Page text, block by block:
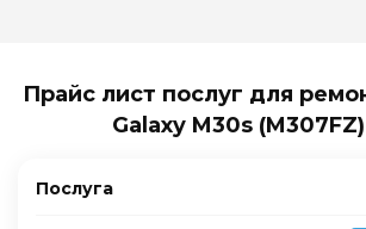
Прайс лист послуг для
Galaxy M30s
Послуга